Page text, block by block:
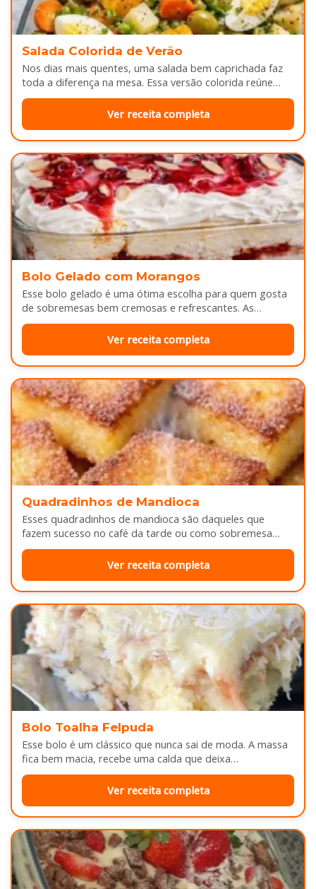
Salada Colorida de Verão
Nos dias mais quentes, uma salada bem caprichada faz
toda a diferença na mesa. Essa versão colorida reúne
legumes cozidos…
Ver receita completa
Bolo Gelado com Morangos
Esse bolo gelado é uma ótima escolha para quem gosta
de sobremesas bem cremosas e refrescantes. As
camadas de massa…
Ver receita completa
Quadradinhos de Mandioca
Esses quadradinhos de mandioca são daqueles que
fazem sucesso no café da tarde ou como sobremesa
depois do almoço. Por…
Ver receita completa
Bolo Toalha Felpuda
Esse bolo é um clássico que nunca sai de moda. A massa
fica bem macia, recebe uma calda que deixa…
Ver receita completa